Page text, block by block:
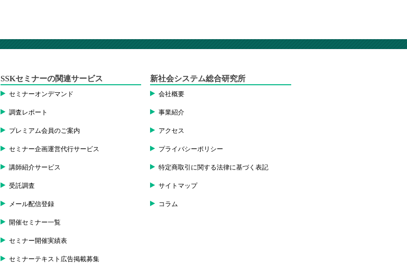
SSKセミナーの関連サービス
セミナーオンデマンド
調査レポート
プレミアム会員のご案内
セミナー企画運営代行サービス
講師紹介サービス
受託調査
メール配信登録
開催セミナー一覧
セミナー開催実績表
セミナーテキスト広告掲載募集
新社会システム総合研究所
会社概要
事業紹介
アクセス
プライバシーポリシー
特定商取引に関する法律に基づく表記
サイトマップ
コラム